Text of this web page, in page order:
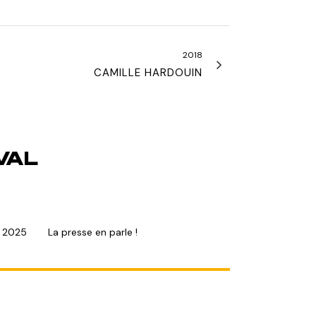
2018
CAMILLE HARDOUIN
2025 La presse en parle !